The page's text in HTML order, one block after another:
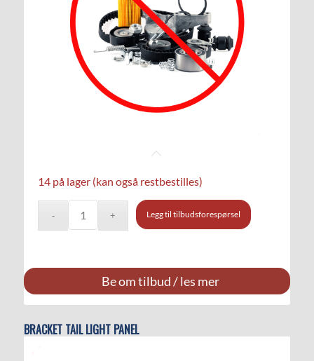
14 på lager (kan også restbestilles)
Legg til tilbudsforespørsel
Be om tilbud / les mer
BRACKET TAIL LIGHT PANEL